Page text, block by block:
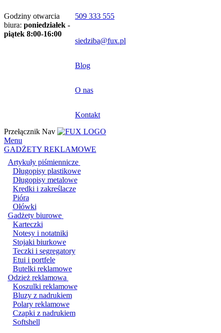
Godziny otwarcia
biura: poniedziałek -
piątek 8:00-16:00
509 333 555
siedziba@fux.pl
Blog
O nas
Kontakt
Przełącznik Nav
Menu
GADŻETY REKLAMOWE
Artykuły piśmiennicze
Długopisy plastikowe
Długopisy metalowe
Kredki i zakreślacze
Pióra
Ołówki
Gadżety biurowe
Karteczki
Notesy i notatniki
Stojaki biurkowe
Teczki i segregatory
Etui i portfele
Butelki reklamowe
Odzież reklamowa
Koszulki reklamowe
Bluzy z nadrukiem
Polary reklamowe
Czapki z nadrukiem
Softshell